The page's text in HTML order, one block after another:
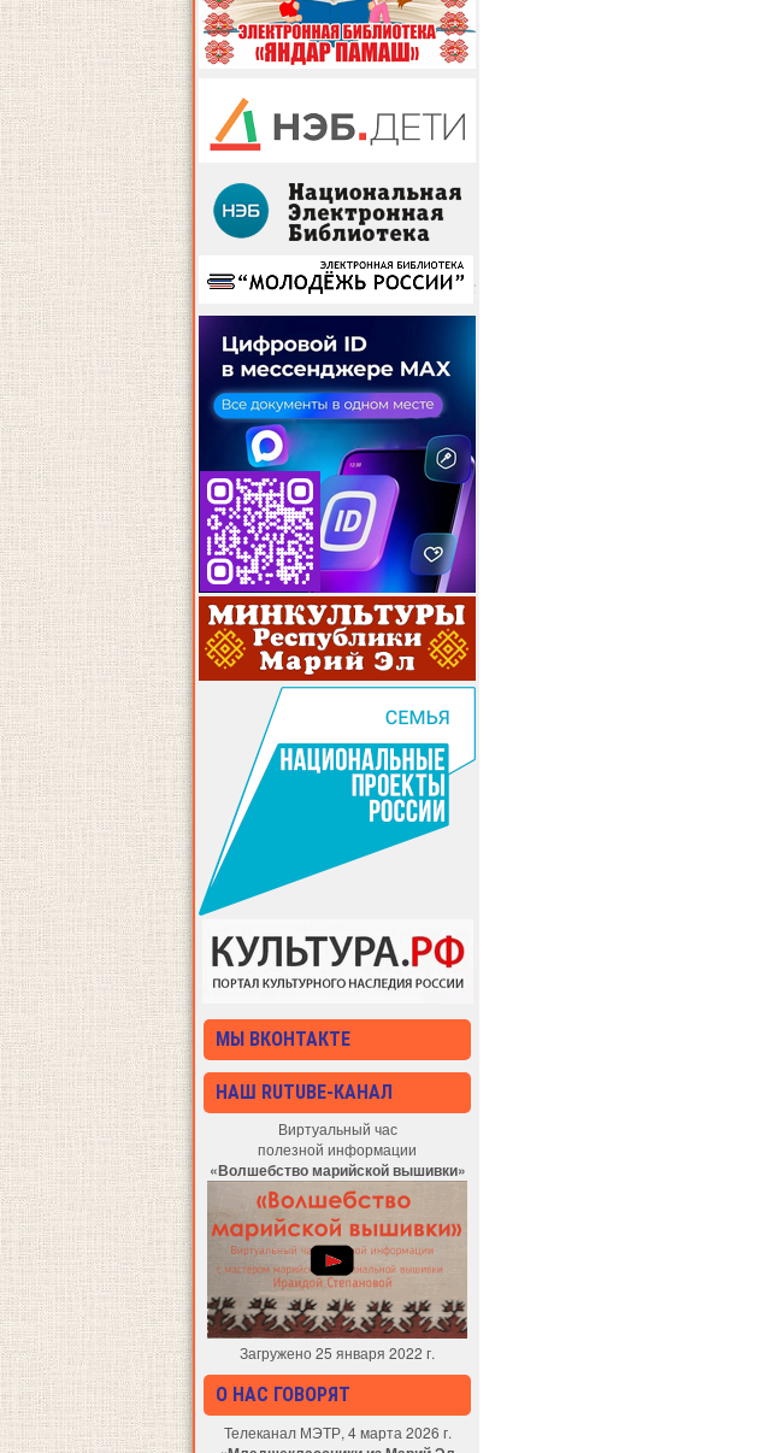
МЫ ВКОНТАКТЕ
НАШ RUTUBE-КАНАЛ
Виртуальный час
полезной информации
«Волшебство марийской вышивки»
Загружено 25 января 2022 г.
О НАС ГОВОРЯТ
Телеканал МЭТР, 4 марта 2026 г.